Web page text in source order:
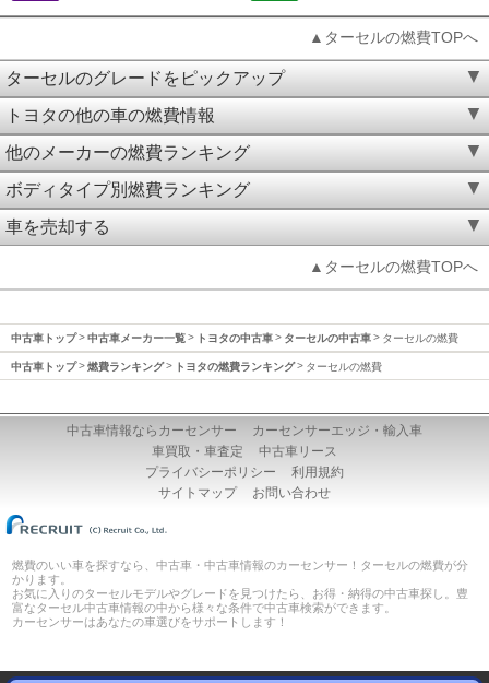
▲ターセルの燃費TOPへ
ターセルのグレードをピックアップ
トヨタの他の車の燃費情報
他のメーカーの燃費ランキング
ボディタイプ別燃費ランキング
車を売却する
▲ターセルの燃費TOPへ
中古車トップ 中古車メーカー一覧 トヨタの中古車 ターセルの中古車 ターセルの燃費
中古車トップ 燃費ランキング トヨタの燃費ランキング ターセルの燃費
中古車情報ならカーセンサー
カーセンサーエッジ・輸入車
車買取・車査定
中古車リース
プライバシーポリシー
利用規約
サイトマップ
お問い合わせ
燃費のいい車を探すなら、中古車・中古車情報のカーセンサー！ターセルの燃費が分
かります。
お気に入りのターセルモデルやグレードを見つけたら、お得・納得の中古車探し。豊
富なターセル中古車情報の中から様々な条件で中古車検索ができます。
カーセンサーはあなたの車選びをサポートします！